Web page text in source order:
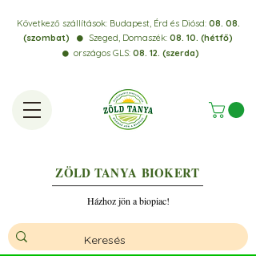
ZÖLD TANYA BIOKERT
Házhoz jön a biopiac!
Következő szállítások: Budapest, Érd és Diósd:08. 08.
(szombat)
⚫️ Szeged, Domaszék: 08. 10. (hétfő)
⚫️ országos GLS: 08. 12. (szerda)